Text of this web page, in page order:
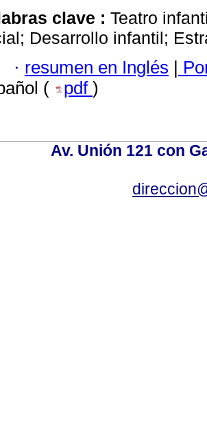
clave : Teatro
Desarrollo infantil;
· resumen en Inglés |
(
pdf )
Av. Unión 121 con